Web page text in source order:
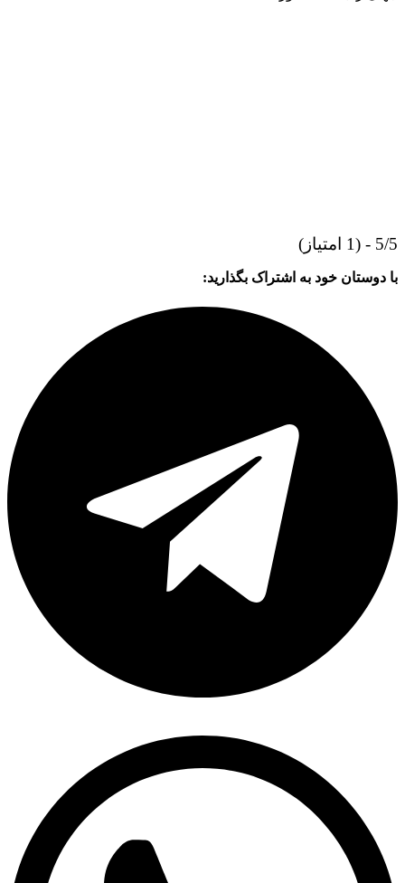
5/5 - (1 امتیاز)
با دوستان خود به اشتراک بگذارید: